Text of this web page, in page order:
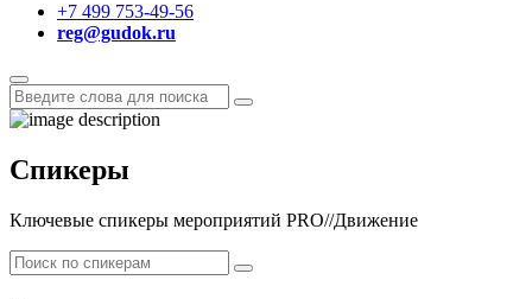
+7 499 753-49-56
reg@gudok.ru
Спикеры
Ключевые спикеры мероприятий PRO//Движение